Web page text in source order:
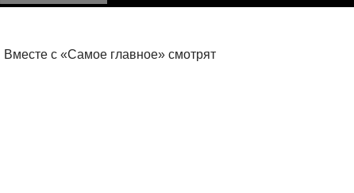
Вместе с «Самое главное» смотрят